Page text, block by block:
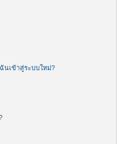
นเข้าสู่ระบบใหม่?